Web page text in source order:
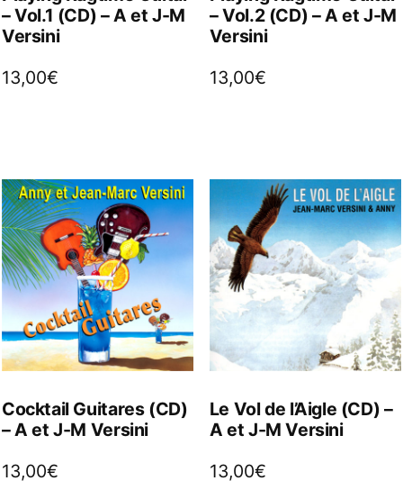
– Vol.1 (CD) – A et J-M
Versini
13,00€
– Vol.2 (CD) – A et J-M
Versini
13,00€
Cocktail Guitares (CD)
– A et J-M Versini
13,00€
Le Vol de l’Aigle (CD) –
A et J-M Versini
13,00€